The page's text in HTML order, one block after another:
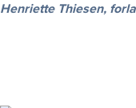
Henriette Thiesen,